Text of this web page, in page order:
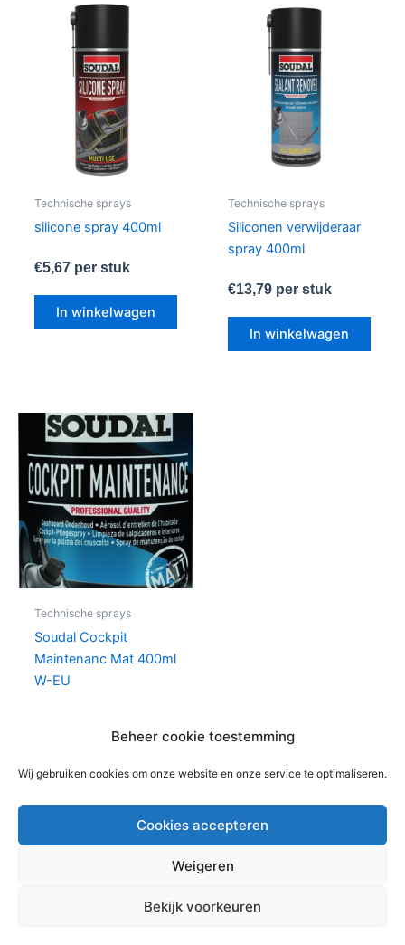
Beheer cookie toestemming
Wij gebruiken cookies om onze website en onze service te optimaliseren.
Cookies accepteren
Weigeren
Bekijk voorkeuren
Technische sprays
silicone spray 400ml
€5,67per stuk
In winkelwagen
Technische sprays
Siliconen verwijderaar
spray 400ml
€13,79per stuk
In winkelwagen
Technische sprays
Soudal Cockpit
Maintenanc Mat 400ml
W-EU
In winkelwagen
doorAstra WordPress thema